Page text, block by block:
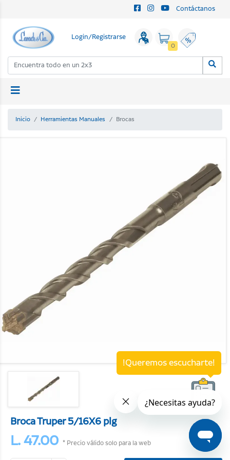
Contáctanos
Login/Registrarse
0
Inicio Herramientas Manuales Brocas
Broca Truper 5/16X6 plg
L. 47.00 * Precio válido solo para la web
!Queremos escucharte!